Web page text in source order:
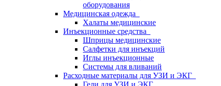
оборудования
Медицинская одежда
Халаты медицинские
Инъекционные средства
Шприцы медицинские
Салфетки для инъекций
Иглы инъекционные
Системы для вливаний
Расходные материалы для УЗИ и ЭКГ
Гели для УЗИ и ЭКГ